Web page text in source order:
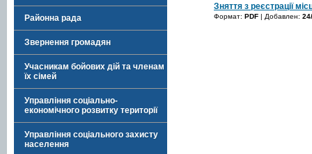
Районна рада
Звернення громадян
Учасникам бойових дій та членам
їх сімей
Управління соціально-
економічного розвитку території
Управління соціального захисту
населення
Зняття з реєстрації
Формат: PDF | Добавлен: